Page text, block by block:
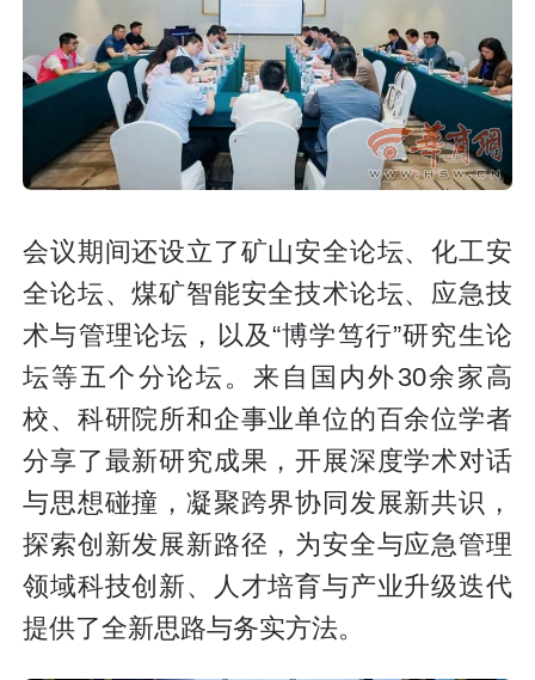
会议期间还设立了矿山安全论坛、化工安
全论坛、煤矿智能安全技术论坛、应急技
术与管理论坛，以及“博学笃行”研究生论
坛等五个分论坛。来自国内外30余家高
校、科研院所和企事业单位的百余位学者
分享了最新研究成果，开展深度学术对话
与思想碰撞，凝聚跨界协同发展新共识，
探索创新发展新路径，为安全与应急管理
领域科技创新、人才培育与产业升级迭代
提供了全新思路与务实方法。